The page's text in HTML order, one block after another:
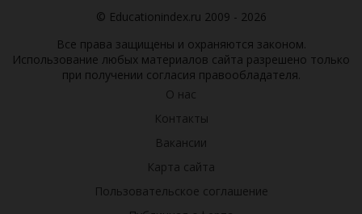
© Educationindex.ru 2009 - 2026
Все права защищены и охраняются законом.
Использование любых материалов сайта разрешено только
при получении согласия правообладателя.
О нас
Контакты
Вакансии
Карта сайта
Пользовательское соглашение